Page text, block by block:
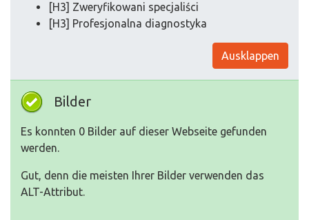
[H3] Zweryfikowani specjaliści
[H3] Profesjonalna diagnostyka
Ausklappen
Bilder
Es konnten 0 Bilder auf dieser Webseite gefunden
werden.
Gut, denn die meisten Ihrer Bilder verwenden das
ALT-Attribut.